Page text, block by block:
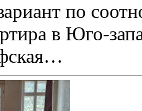
по
в Юго-